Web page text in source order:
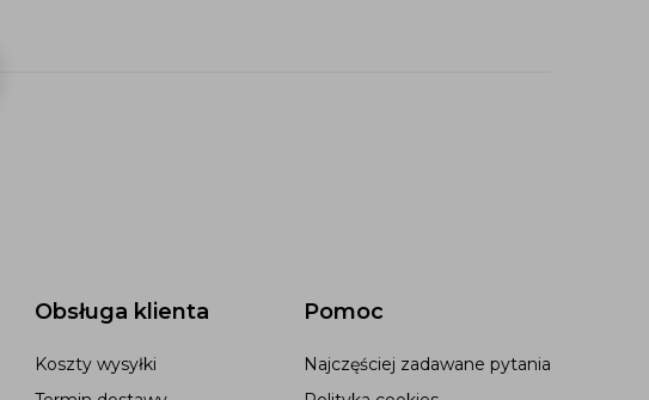
Obsługa klienta
Koszty wysyłki
Pomoc
Najczęściej zadawane pytania